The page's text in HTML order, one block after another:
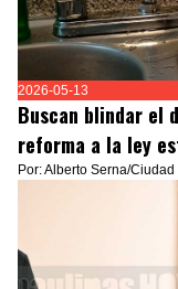
2026-05-13
Buscan blindar el
reforma a la ley
Por: Alberto Serna/Ciudad